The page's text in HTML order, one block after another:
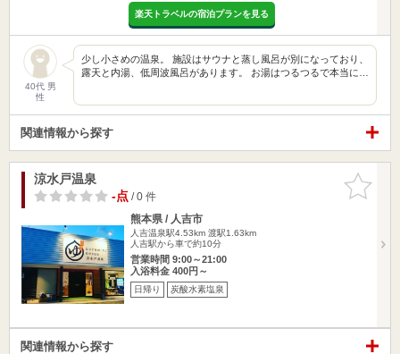
楽天トラベルの宿泊プランを見る
40代 男
性
少し小さめの温泉。 施設はサウナと蒸し風呂が別になっており、
露天と内湯、低周波風呂があります。 お湯はつるつるで本当に…
関連情報から探す
お気に入
りに追加
涼水戸温泉
-点/ 0 件
熊本県 / 人吉市
人吉温泉駅4.53km 渡駅1.63km
人吉駅から車で約10分
営業時間 9:00～21:00
入浴料金 400円～
日帰り 炭酸水素塩泉
関連情報から探す